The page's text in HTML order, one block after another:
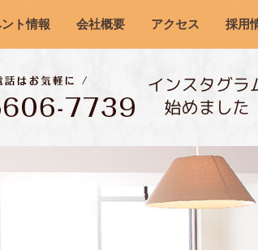
ト情報 会社概要 アクセス 採用